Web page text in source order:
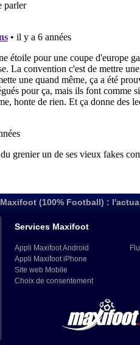
Maxifoot (100% Football) :
Services Maxifoot
Appli Maxifoot Android
Appli Maxifoot iPhone
Site web Mobile
Choix de consentement